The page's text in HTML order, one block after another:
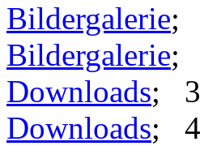
Bildergalerie;
Bildergalerie;
Downloads;
Downloads;